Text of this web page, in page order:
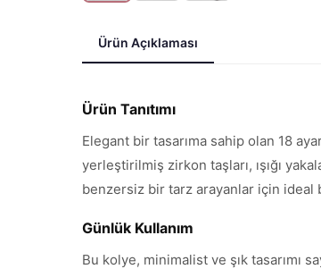
Ürün Açıklaması
Ürün Tanıtımı
Elegant bir tasarıma sahip olan 18
yerleştirilmiş zirkon taşları, ışığı
benzersiz bir tarz arayanlar için ideal
Günlük Kullanım
Bu kolye, minimalist ve şık